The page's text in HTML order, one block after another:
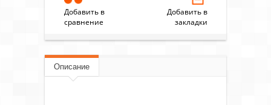
Добавить в
сравнение
Добавить в
закладки
Описание